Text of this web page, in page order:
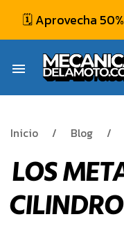
🗓️ Aprovecha
menu
Inicio Blog
LOS
CILINDRO